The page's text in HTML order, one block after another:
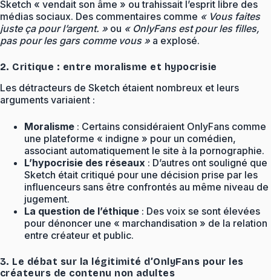
Sketch « vendait son âme » ou trahissait l’esprit libre des
médias sociaux. Des commentaires comme « Vous faites
juste ça pour l’argent. » ou « OnlyFans est pour les filles,
pas pour les gars comme vous » a explosé.
2. Critique : entre moralisme et hypocrisie
Les détracteurs de Sketch étaient nombreux et leurs
arguments variaient :
Moralisme : Certains considéraient OnlyFans comme
une plateforme « indigne » pour un comédien,
associant automatiquement le site à la pornographie.
L’hypocrisie des réseaux : D’autres ont souligné que
Sketch était critiqué pour une décision prise par les
influenceurs sans être confrontés au même niveau de
jugement.
La question de l’éthique : Des voix se sont élevées
pour dénoncer une « marchandisation » de la relation
entre créateur et public.
3. Le débat sur la légitimité d’OnlyFans pour les
créateurs de contenu non adultes